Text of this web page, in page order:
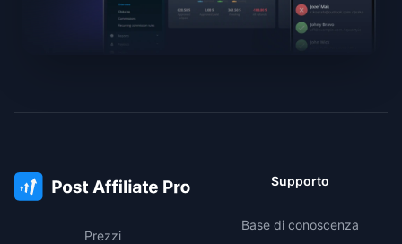
Prezzi
Supporto
Base di conoscenza